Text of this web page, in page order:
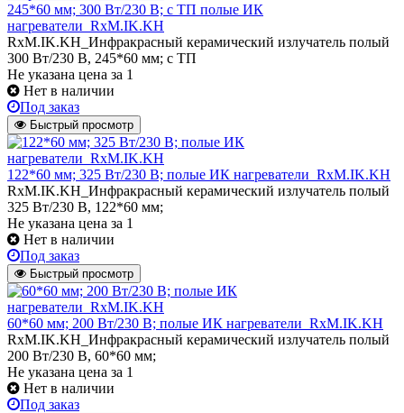
245*60 мм; 300 Вт/230 В; с ТП полые ИК
нагреватели_RxM.IK.KH
RxM.IK.KH_Инфракрасный керамический излучатель полый
300 Вт/230 В, 245*60 мм; с ТП
Не указана цена за 1
Нет в наличии
Под заказ
Быстрый просмотр
122*60 мм; 325 Вт/230 В; полые ИК нагреватели_RxM.IK.KH
RxM.IK.KH_Инфракрасный керамический излучатель полый
325 Вт/230 В, 122*60 мм;
Не указана цена за 1
Нет в наличии
Под заказ
Быстрый просмотр
60*60 мм; 200 Вт/230 В; полые ИК нагреватели_RxM.IK.KH
RxM.IK.KH_Инфракрасный керамический излучатель полый
200 Вт/230 В, 60*60 мм;
Не указана цена за 1
Нет в наличии
Под заказ